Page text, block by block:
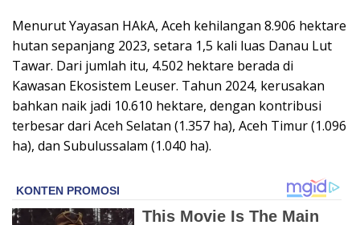
Menurut Yayasan HAkA, Aceh kehilangan 8.906 hektare
hutan sepanjang 2023, setara 1,5 kali luas Danau Lut
Tawar. Dari jumlah itu, 4.502 hektare berada di
Kawasan Ekosistem Leuser. Tahun 2024, kerusakan
bahkan naik jadi 10.610 hektare, dengan kontribusi
terbesar dari Aceh Selatan (1.357 ha), Aceh Timur (1.096
ha), dan Subulussalam (1.040 ha).